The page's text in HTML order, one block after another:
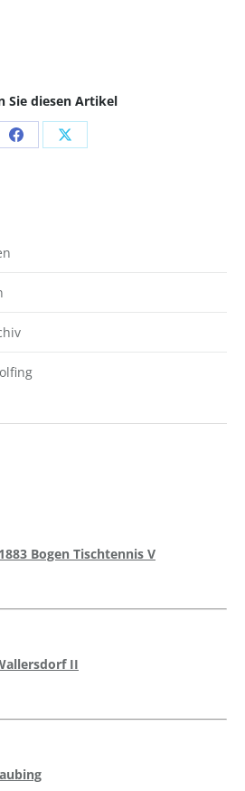
Sie diesen Artikel
Share Share
Bogen Tischtennis V
II